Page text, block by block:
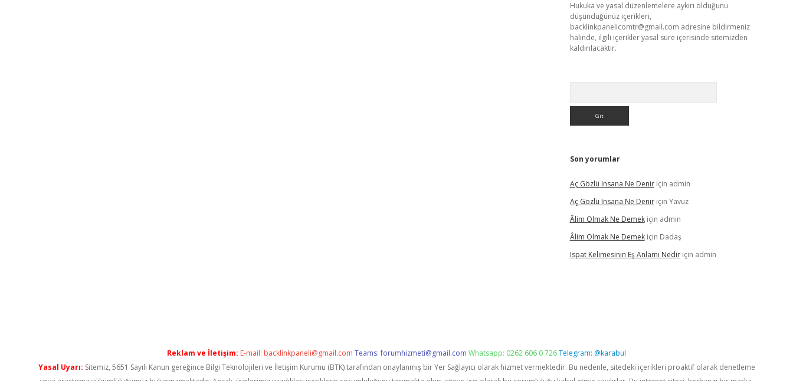
Hukuka ve yasal düzenlemelere aykırı olduğunu
düşündüğünüz içerikleri,
backlinkpanelicomtr@gmail.com adresine bildirmeniz
halinde, ilgili içerikler yasal süre içerisinde sitemizden
kaldırılacaktır.
Son yorumlar
Aç Gözlü Insana Ne Deniriçin admin
Aç Gözlü Insana Ne Deniriçin Yavuz
Âlim Olmak Ne Demekiçin admin
Âlim Olmak Ne Demekiçin Dadaş
Ispat Kelimesinin Eş Anlamı Nediriçin admin
Reklam ve İletişim: E-mail: backlinkpaneli@gmail.com Teams:forumhizmeti@gmail.com Whatsapp: 0262 606 0 726Telegram: @karabul
Yasal Uyarı: Sitemiz, 5651 Sayılı Kanun gereğince Bilgi Teknolojileri ve İletişim Kurumu (BTK) tarafından onaylanmış bir Yer Sağlayıcı olarak hizmet vermektedir. Bu nedenle, sitedeki içerikleri proaktif olarak denetleme